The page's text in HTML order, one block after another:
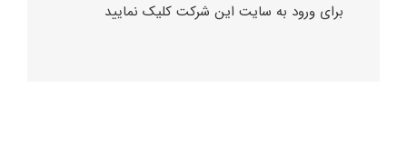
برای ورود به سایت این شرکت کلیک نمایید